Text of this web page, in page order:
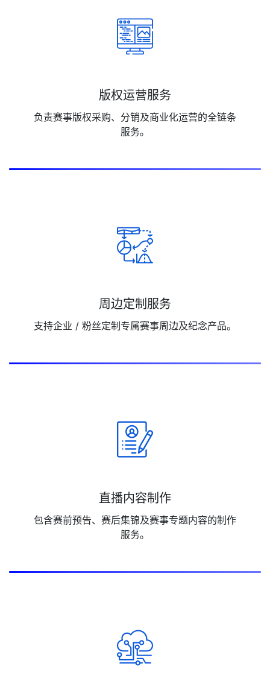
版权运营服务
负责赛事版权采购、分销及商业化运营的全链条
服务。
周边定制服务
支持企业 / 粉丝定制专属赛事周边及纪念产品。
直播内容制作
包含赛前预告、赛后集锦及赛事专题内容的制作
服务。